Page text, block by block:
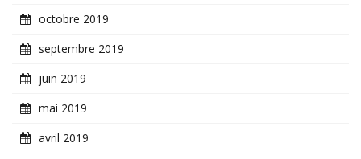
octobre 2019
septembre 2019
juin 2019
mai 2019
avril 2019